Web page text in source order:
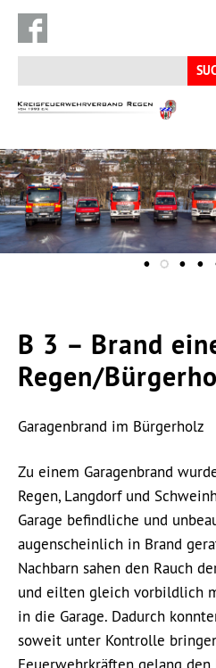
nach:
KFV
B 3 – Brand
Regen/
Garagenbrand im Bürgerholz
Zu einem Garagenbrand
Regen, Langdorf und
Garage befindliche und
augenscheinlich in Brand
Nachbarn sahen den Rauch
und eilten gleich vorbildlich
in die Garage. Dadurch
soweit unter Kontrolle